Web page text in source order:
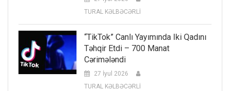
TURAL KƏLBƏCƏRLİ
“TikTok” Canlı Yayımında Iki Qadını
Təhqir Etdi – 700 Manat
Cərimələndi
27 İyul 2026
TURAL KƏLBƏCƏRLİ